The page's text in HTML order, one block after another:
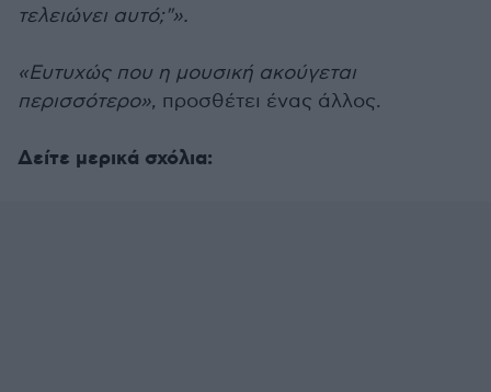
τελειώνει αυτό;"».
«Ευτυχώς που η μουσική ακούγεται
περισσότερο», προσθέτει ένας άλλος.
Δείτε μερικά σχόλια: